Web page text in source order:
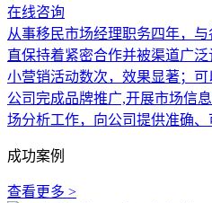
在线咨询
从事移民市场经理职务四年，
直保持着紧密合作并被渠道广
小营销活动数次，效果显著；
公司完成品牌推广,开展市场信
场分析工作，向公司提供准确、
成功案例
查看更多 >